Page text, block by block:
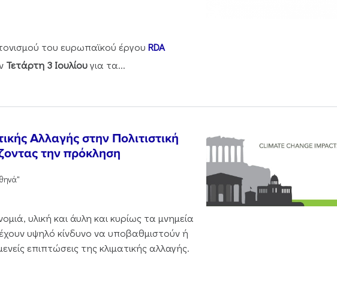
του ευρωπαϊκού έργου RDA
Τετάρτη 3 Ιουλίουγια τα...
Αλλαγής στην Πολιτιστική
την πρόκληση
υλική και άυλη και κυρίως τα μνημεία
υψηλό κίνδυνο να υποβαθμιστούν ή
επιπτώσεις της κλιματικής αλλαγής.